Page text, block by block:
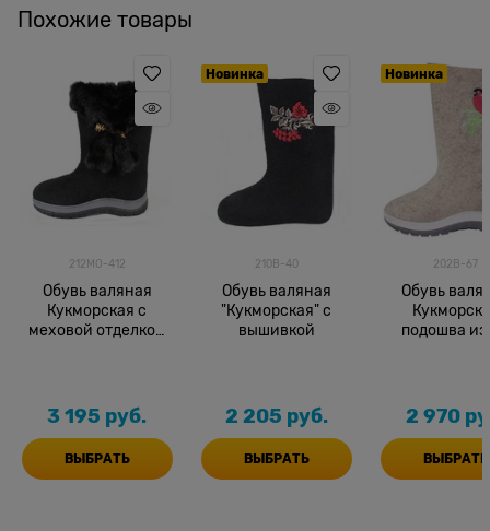
Похожие товары
212МО-412
Обувь валяная
Кукморская с
меховой отделкой
3 195 руб.
ВЫБРАТЬ
Новинка
210В-40
Обувь валяная
"Кукморская" с
вышивкой
2 205 руб.
ВЫБРАТЬ
Новинка
202В-67
Обувь
подошва
2 970
ВЫБРАТЬ